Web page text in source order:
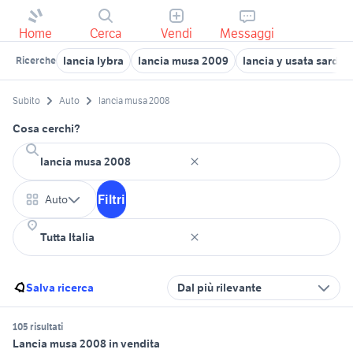
Home Cerca Vendi Messaggi
Ricerche lancia lybra lancia musa 2009 lancia y usata
Subito Auto lancia musa 2008
Cosa cerchi?
Auto Filtri
Salva ricerca Dal più rilevante
105 risultati
Lancia musa 2008 in vendita